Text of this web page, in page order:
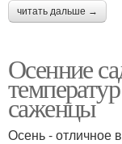
читать дальше →
Осенние
саженцы
Осень - отличное